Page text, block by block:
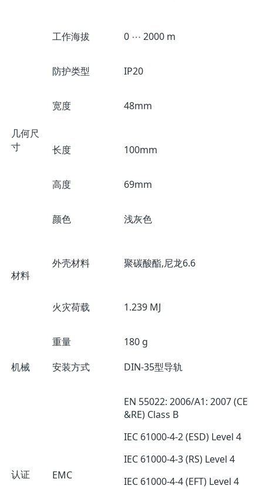
工作海拔 0 ⋯ 2000 m
防护类型 IP20
几何尺
寸
宽度 48mm
长度 100mm
高度 69mm
材料
颜色 浅灰色
外壳材料 聚碳酸酯,尼龙6.6
火灾荷载 1.239 MJ
重量
180 g
机械
安装方式 DIN-35型导轨
认证 EMC
EN 55022: 2006/A1: 2007 (CE
&RE) Class B
IEC 61000-4-2 (ESD) Level 4
IEC 61000-4-3 (RS) Level 4
IEC 61000-4-4 (EFT) Level 4